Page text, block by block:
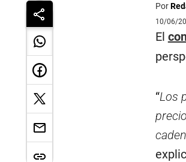
Por
10/06/
El
“Los